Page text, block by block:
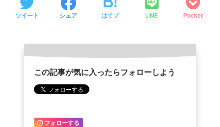
ツイート シェア はてブ LINE Pocket
この記事が気に入ったらフォローしよう
フォローする